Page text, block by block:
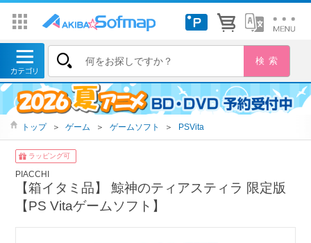
トップ ＞ ゲーム ＞ ゲームソフト ＞ PSVita
ラッピング可
PIACCHI
【箱イタミ品】 鯨神のティアスティラ 限定版
【PS Vitaゲームソフト】